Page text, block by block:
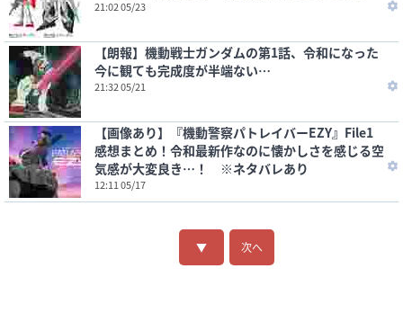
21:02 05/23
【朗報】機動戦士ガンダムの第1話、令和になった
今に観ても完成度が半端ない…
21:32 05/21
【画像あり】『機動警察パトレイバーEZY』File1
感想まとめ！令和最新作なのに懐かしさを感じる空
気感が大変良き…！ ※ネタバレあり
12:11 05/17
▼ 次へ